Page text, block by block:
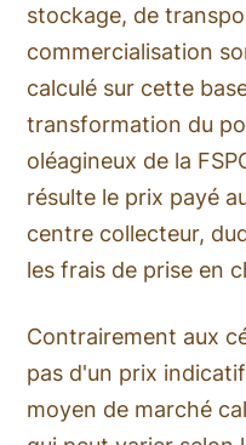
stockage, de
commercialisation
calculé sur cette
transformation du
oléagineux de la
résulte le prix payé
centre collecteur,
les frais de prise en
Contrairement aux
pas d'un prix
moyen de marché